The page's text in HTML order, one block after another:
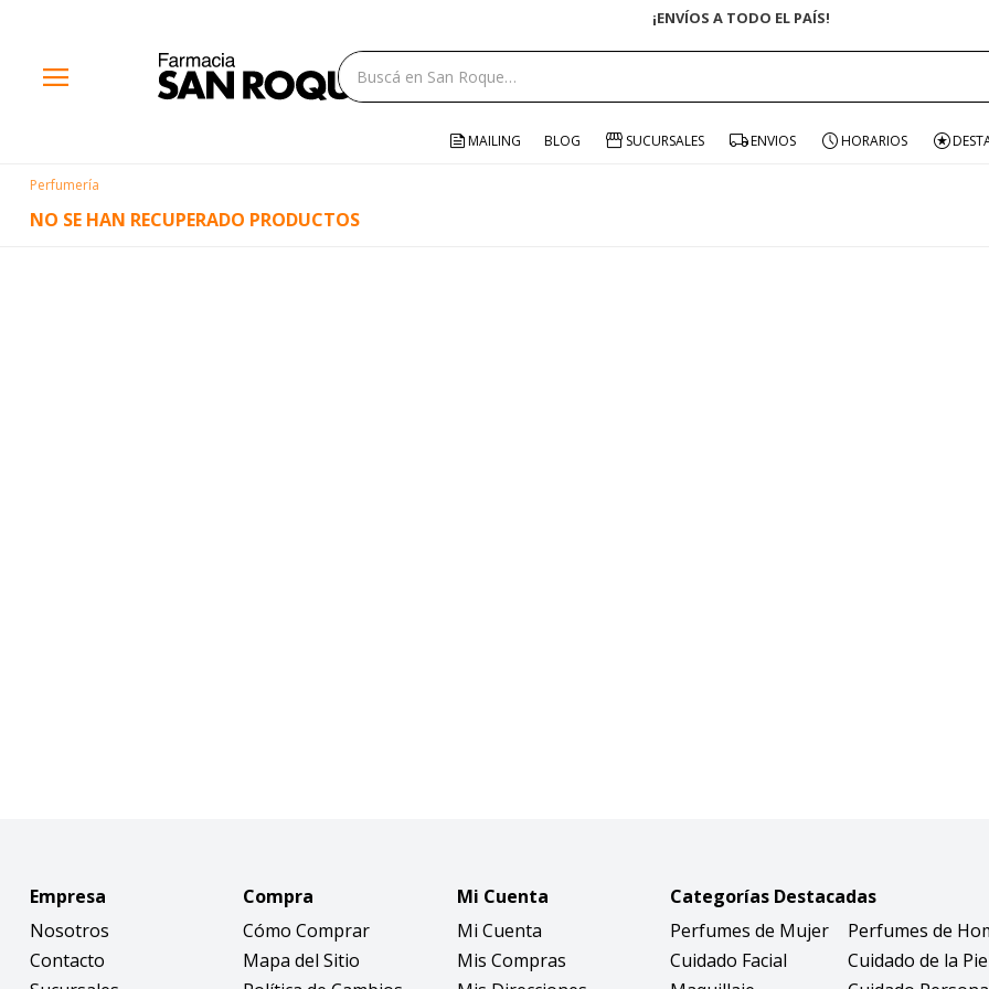
¡ENVÍOS A TODO EL PAÍS!
menu
MAILING BLOG SUCURSALES ENVIOS HORARIOS
Perfumería
NO SE HAN RECUPERADO PRODUCTOS
Empresa
Nosotros
Contacto
Compra
Cómo Comprar
Mapa del Sitio
Mi Cuenta
Mi Cuenta
Mis Compras
Categorías Destacadas
Perfumes de Mujer
Perfumes de
Cuidado Facial
Cuidado de la
close
storefront
help